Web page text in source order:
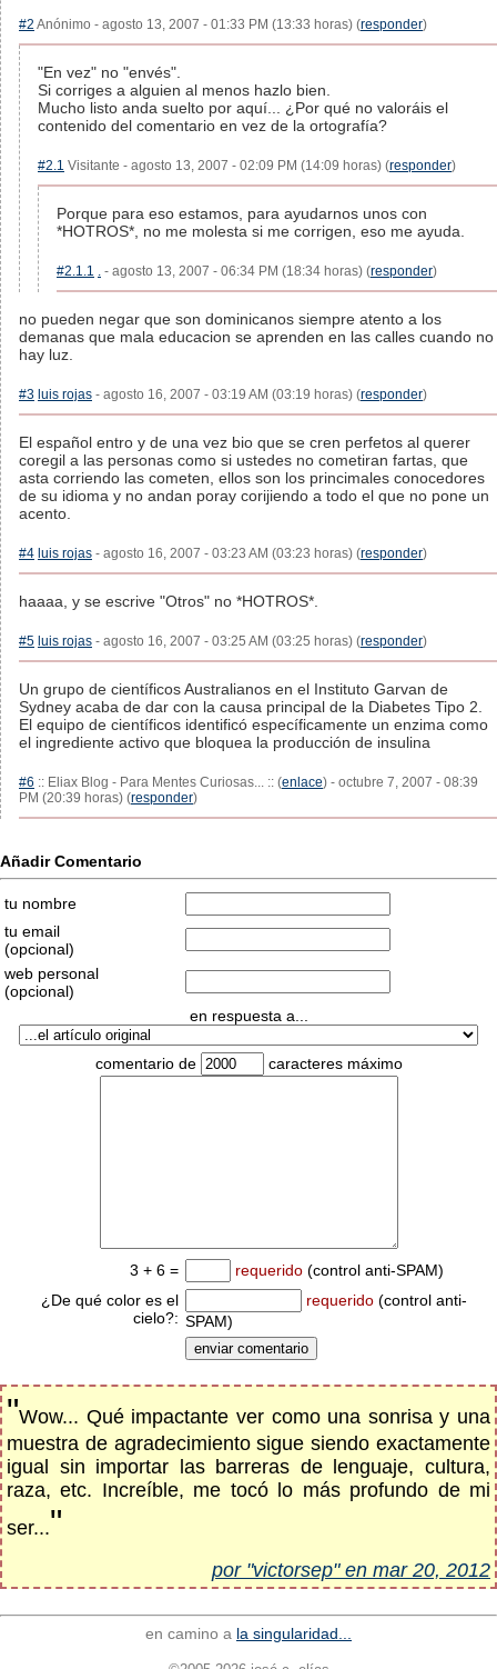
#2 Anónimo - agosto 13, 2007 - 01:33 PM (13:33 horas) (responder)
"En vez" no "envés".
Si corriges a alguien al menos hazlo bien.
Mucho listo anda suelto por aquí... ¿Por qué no valoráis el
contenido del comentario en vez de la ortografía?
#2.1 Visitante - agosto 13, 2007 - 02:09 PM (14:09 horas) (responder)
Porque para eso estamos, para ayudarnos unos con
*HOTROS*, no me molesta si me corrigen, eso me ayuda.
#2.1.1 . - agosto 13, 2007 - 06:34 PM (18:34 horas) (responder)
no pueden negar que son dominicanos siempre atento a los
demanas que mala educacion se aprenden en las calles cuando no
hay luz.
#3 luis rojas - agosto 16, 2007 - 03:19 AM (03:19 horas) (responder)
El español entro y de una vez bio que se cren perfetos al querer
coregil a las personas como si ustedes no cometiran fartas, que
asta corriendo las cometen, ellos son los princimales conocedores
de su idioma y no andan poray corijiendo a todo el que no pone un
acento.
#4 luis rojas - agosto 16, 2007 - 03:23 AM (03:23 horas) (responder)
haaaa, y se escrive "Otros" no *HOTROS*.
#5 luis rojas - agosto 16, 2007 - 03:25 AM (03:25 horas) (responder)
Un grupo de científicos Australianos en el Instituto Garvan de
Sydney acaba de dar con la causa principal de la Diabetes Tipo 2.
El equipo de científicos identificó específicamente un enzima como
el ingrediente activo que bloquea la producción de insulina
#6 :: Eliax Blog - Para Mentes Curiosas... :: (enlace) - octubre 7, 2007 - 08:39
PM (20:39 horas) (responder)
Añadir Comentario
tu nombre
tu email
(opcional)
web personal
(opcional)
en respuesta a...
comentario de caracteres máximo
3 + 6 = requerido (control anti-SPAM)
¿De qué color es el
cielo?:
requerido (control anti-
SPAM)
"Wow... Qué impactante ver como una sonrisa y una
muestra de agradecimiento sigue siendo exactamente
igual sin importar las barreras de lenguaje, cultura,
raza, etc. Increíble, me tocó lo más profundo de mi
ser..."
por "victorsep" en mar 20, 2012
en camino a la singularidad...